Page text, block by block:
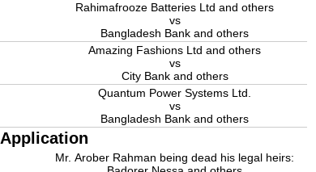
Rahimafrooze Batteries Ltd and others
vs
Bangladesh Bank and others
Amazing Fashions Ltd and others
vs
City Bank and others
Quantum Power Systems Ltd.
vs
Bangladesh Bank and others
Application
Mr. Arober Rahman being dead his legal heirs: